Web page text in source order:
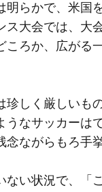
らかで、米国
大会では、大
ろか、広がる
しく厳しいもの
うなサッカー
ながらもろ手
い状況で、「